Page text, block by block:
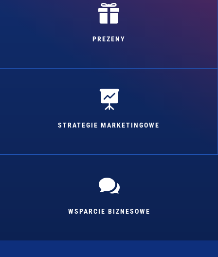

PREZENY

STRATEGIE MARKETINGOWE

WSPARCIE BIZNESOWE